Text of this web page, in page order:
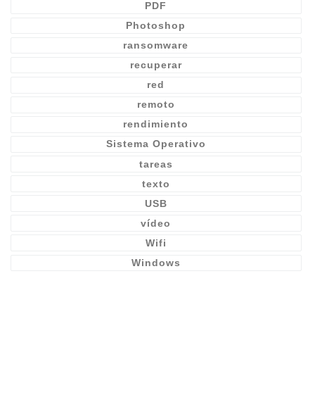
PDF
Photoshop
ransomware
recuperar
red
remoto
rendimiento
Sistema Operativo
tareas
texto
USB
vídeo
Wifi
Windows